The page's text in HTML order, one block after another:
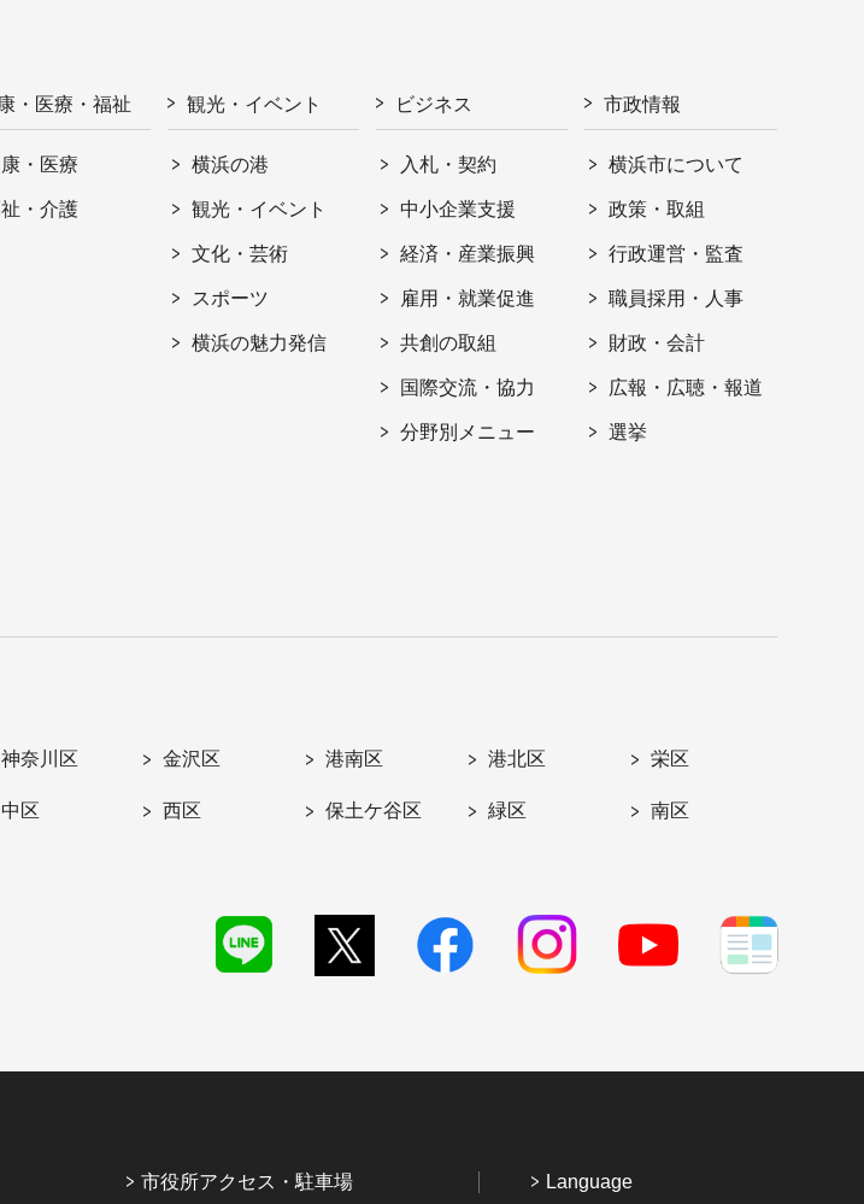
・医療・福祉
・医療
・介護
観光・イベント
横浜の港
観光・イベント
文化・芸術
スポーツ
横浜の魅力発信
ビジネス
入札・契約
中小企業支援
経済・産業振興
雇用・就業促進
共創の取組
国際交流・協力
分野別メニュー
市政情報
横浜市について
政策・取組
行政運営・監査
職員採用・人事
財政・会計
広報・広聴・報道
選挙
神奈川区 金沢区 港南区 港北区 栄区
中区 西区 保土ケ谷区 緑区 南区
市役所アクセス・駐車場 Language